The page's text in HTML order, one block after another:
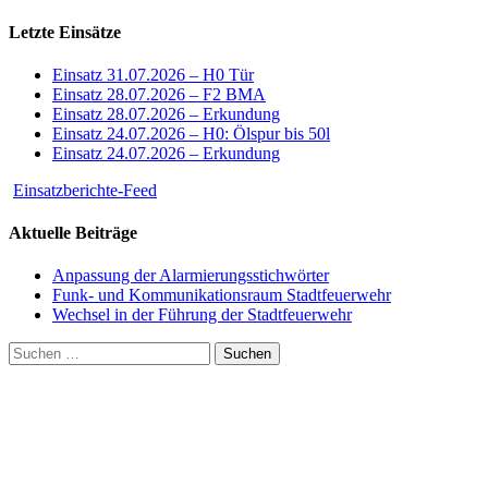
Letzte Einsätze
Einsatz 31.07.2026 – H0 Tür
Einsatz 28.07.2026 – F2 BMA
Einsatz 28.07.2026 – Erkundung
Einsatz 24.07.2026 – H0: Ölspur bis 50l
Einsatz 24.07.2026 – Erkundung
Einsatzberichte-Feed
Aktuelle Beiträge
Anpassung der Alarmierungsstichwörter
Funk- und Kommunikationsraum Stadtfeuerwehr
Wechsel in der Führung der Stadtfeuerwehr
Suchen
nach: